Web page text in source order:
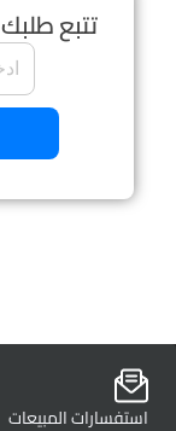
تتبع طلبك
استفسارات المبيعات